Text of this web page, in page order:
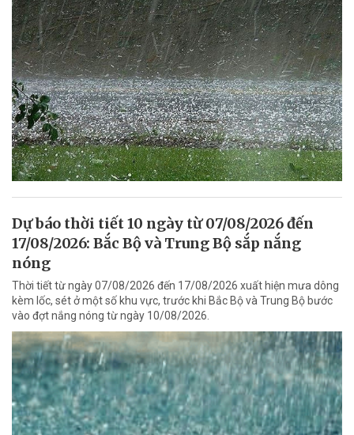
Dự báo thời tiết 10 ngày từ 07/08/2026 đến
17/08/2026: Bắc Bộ và Trung Bộ sắp nắng
nóng
Thời tiết từ ngày 07/08/2026 đến 17/08/2026 xuất hiện mưa dông
kèm lốc, sét ở một số khu vực, trước khi Bắc Bộ và Trung Bộ bước
vào đợt nắng nóng từ ngày 10/08/2026.